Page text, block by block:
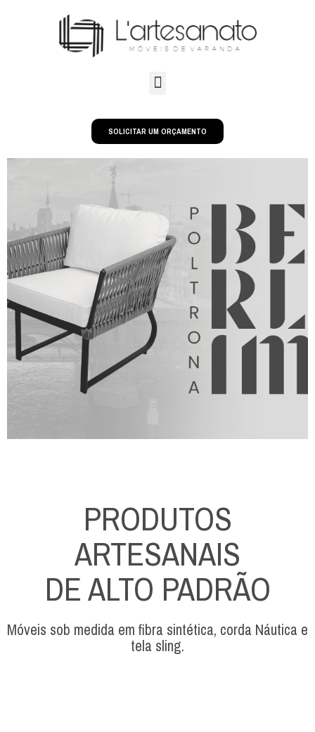
SOLICITAR UM ORÇAMENTO
PRODUTOS
ARTESANAIS
DE ALTO PADRÃO
Móveis sob medida em fibra sintética, corda Náutica e
tela sling.